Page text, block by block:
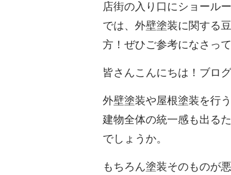
店街の入り口にショール
では、外壁塗装に関する
方！ぜひご参考になさっ
皆さんこんにちは！ブロ
外壁塗装や屋根塗装を行
建物全体の統一感も出る
でしょうか。
もちろん塗装そのものが